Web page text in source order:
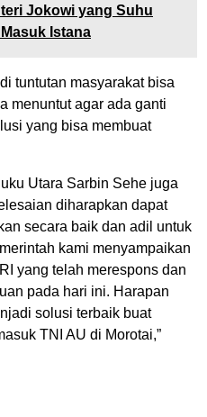
Jokowi yang Suhu
Istana
tuntutan masyarakat bisa
menuntut agar ada ganti
yang bisa membuat
Utara Sarbin Sehe juga
diharapkan dapat
secara baik dan adil untuk
kami menyampaikan
yang telah merespons dan
pada hari ini. Harapan
solusi terbaik buat
TNI AU di Morotai,”